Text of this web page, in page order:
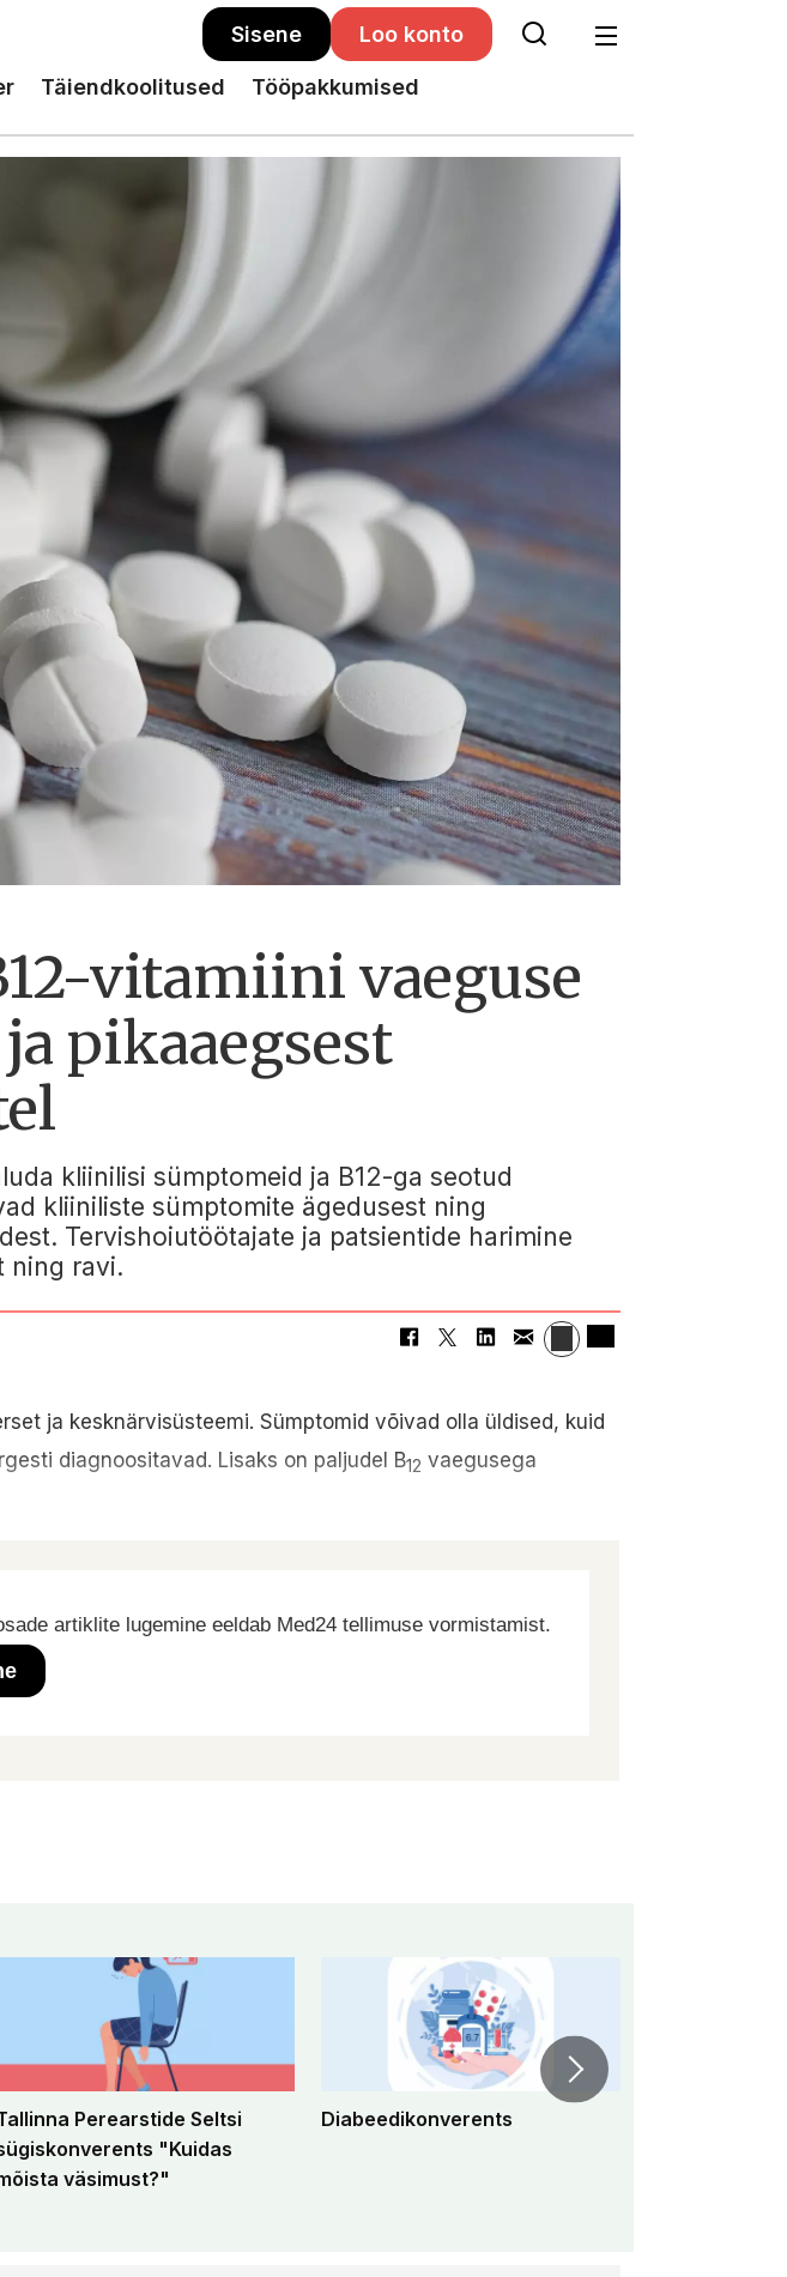
Sisene Loo konto
Täiendkoolitused Tööpakkumised
vitamiini vaeguse
pikaaegsest
kliinilisi sümptomeid ja B12-ga seotud
kliiniliste sümptomite ägedusest ning
Tervishoiutöötajate ja patsientide harimine
ning ravi.
ja kesknärvisüsteemi. Sümptomid võivad olla üldised, kuid
diagnoositavad. Lisaks on paljudel B12 vaegusega
artiklite lugemine eeldab Med24 tellimuse vormistamist.
Perearstide Seltsi
"Kuidas
väsimust?"
Diabeedikonverents